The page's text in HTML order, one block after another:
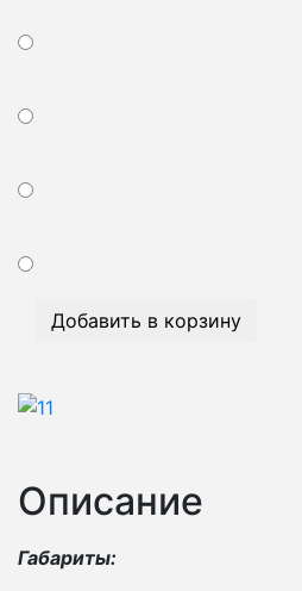
Добавить в корзину
Описание
Габариты: